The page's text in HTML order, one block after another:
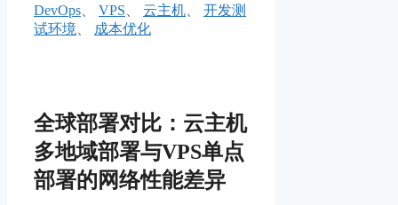
DevOps
VPS 云主机
开发测
试环境
成本优化
全球部署对比：云主机
多地域部署与VPS单点
部署的网络性能差异